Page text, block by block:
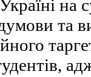
на
та